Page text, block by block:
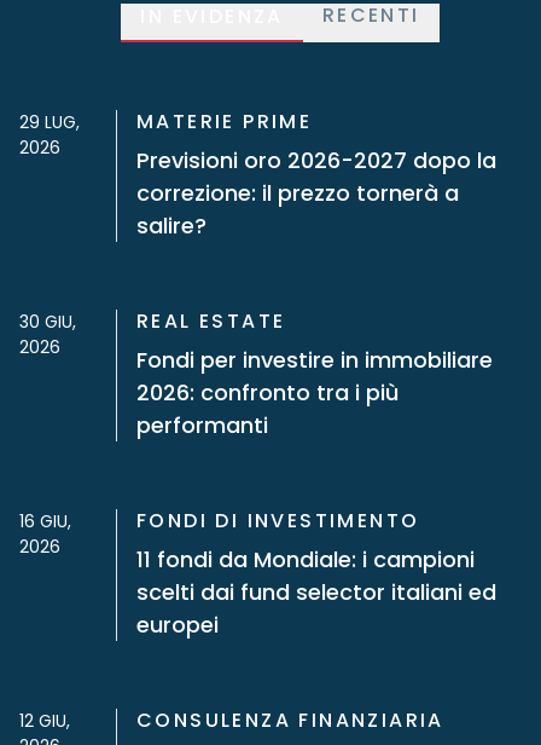
RECENTI
29 LUG,
2026
MATERIE PRIME
Previsioni oro 2026-2027 dopo la
correzione: il prezzo tornerà a
salire?
30 GIU,
2026
REAL ESTATE
Fondi per investire in immobiliare
2026: confronto tra i più
performanti
16 GIU,
2026
FONDI DI INVESTIMENTO
11 fondi da Mondiale: i campioni
scelti dai fund selector italiani ed
europei
12 GIU,
CONSULENZA FINANZIARIA